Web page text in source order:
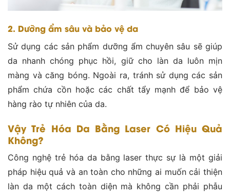
2. Dưỡng ẩm sâu và bảo vệ da
Sử dụng các sản phẩm dưỡng ẩm chuyên sâu sẽ giúp
da nhanh chóng phục hồi, giữ cho làn da luôn mịn
màng và căng bóng. Ngoài ra, tránh sử dụng các sản
phẩm chứa cồn hoặc các chất tẩy mạnh để bảo vệ
hàng rào tự nhiên của da​.
Vậy Trẻ Hóa Da Bằng Laser Có Hiệu Quả
Không?
Công nghệ trẻ hóa da bằng laser thực sự là một giải
pháp hiệu quả và an toàn cho những ai muốn cải thiện
làn da một cách toàn diện mà không cần phải phẫu